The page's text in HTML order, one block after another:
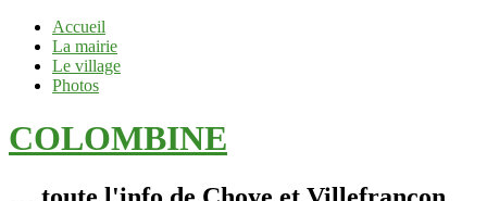
Accueil
La mairie
Le village
Photos
COLOMBINE